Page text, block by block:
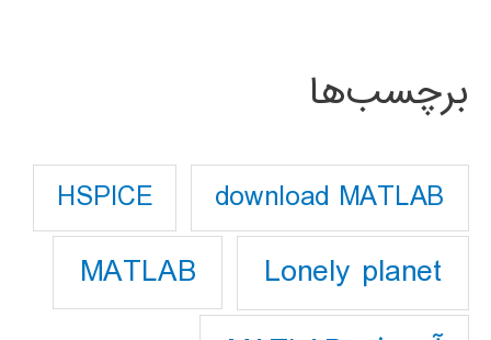
برچسب‌ها
download MATLAB
HSPICE
Lonely planet
MATLAB